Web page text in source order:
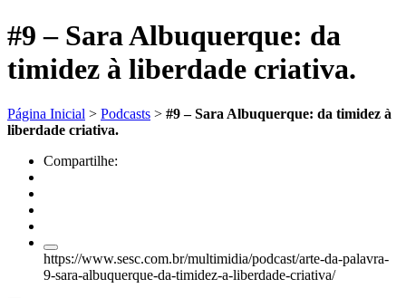
#9 – Sara Albuquerque: da
timidez à liberdade criativa.
Página Inicial > Podcasts > #9 – Sara Albuquerque: da timidez à
liberdade criativa.
Compartilhe:
https://www.sesc.com.br/multimidia/podcast/arte-da-palavra-
9-sara-albuquerque-da-timidez-a-liberdade-criativa/